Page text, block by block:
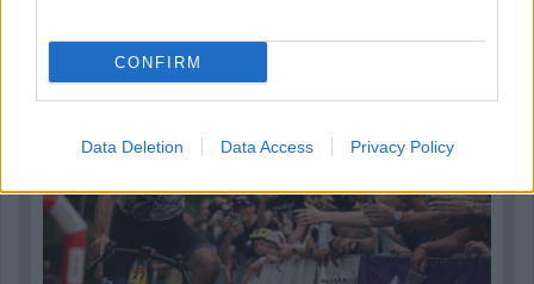
CONFIRM
Data Deletion Data Access Privacy Policy